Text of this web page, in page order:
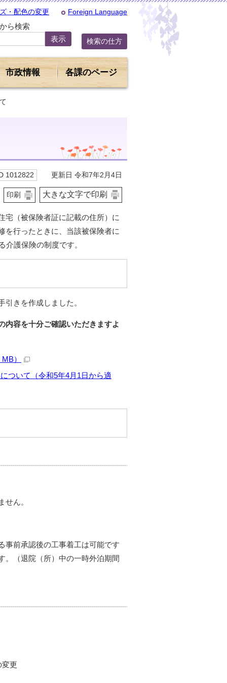
・配色の変更 Foreign Language
ら検索
検索の仕方
市政情報 各課のページ
1012822 更新日 令和7年2月4日
印刷 大きな文字で印刷
宅（被保険者証に記載の住所）に
を行ったときに、当該被保険者に
護保険の制度です。
きを作成しました。
容を十分ご確認いただきますよ
）
ついて（令和5年4月1日から適
ん。
前承認後の工事着工は可能です
。（退院（所）中の一時外泊期間
更